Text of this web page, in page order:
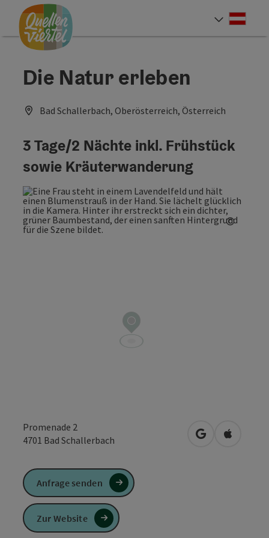
Zum Inhalt
Zur Navigation
Zum Seitenanfang
Die Natur erleben
Bad Schallerbach, Oberösterreich, Österreich
3 Tage/2 Nächte inkl. Frühstück
sowie Kräuterwanderung
©
Promenade 2
4701 Bad Schallerbach in Googlein Apple
Anfrage senden
Zur Website